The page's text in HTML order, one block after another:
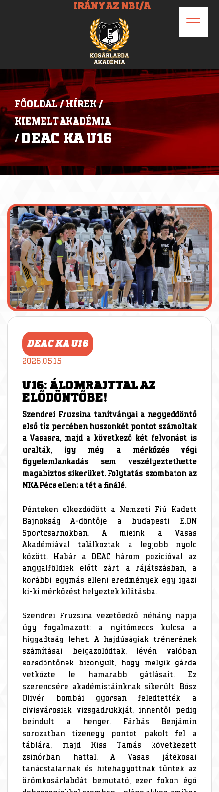
IRÁNY AZ NBI/A
FŐOLDAL / HÍREK /
KIEMELT AKADÉMIA
/ DEAC KA U16
DEAC KA U16
2026.05.15
U16: ÁLOMRAJTTAL AZ
ELŐDÖNTŐBE!
Szendrei Fruzsina tanítványai a negyeddöntő
első tíz percében huszonkét pontot számoltak
a Vasasra, majd a következő két felvonást is
uralták, így még a mérkőzés végi
figyelemlankadás sem veszélyeztethette
magabiztos sikerüket. Folytatás szombaton az
NKA Pécs ellen; a tét a finálé.
Pénteken elkezdődött a Nemzeti Fiú Kadett
Bajnokság A-döntője a budapesti E.ON
Sportcsarnokban. A mieink a Vasas
Akadémiával találkoztak a legjobb nyolc
között. Habár a DEAC három pozícióval az
angyalföldiek előtt zárt a rájátszásban, a
korábbi egymás elleni eredmények egy igazi
ki-ki mérkőzést helyeztek kilátásba.
Szendrei Fruzsina vezetőedző néhány napja
úgy fogalmazott: a nyitómeccs kulcsa a
higgadtság lehet. A hajdúságiak trénerének
számításai beigazolódtak, lévén valóban
sorsdöntőnek bizonyult, hogy melyik gárda
vetkőzte le hamarabb gátlásait. Ez
szerencsére akadémistáinknak sikerült. Bősz
Olivér bombái gyorsan feledtették a
cívisvárosiak vizsgadrukkját, innentől pedig
beindult a henger. Fárbás Benjámin
sorozatban tizenegy pontot pakolt fel a
táblára, majd Kiss Tamás következett
zsinórban hattal. A Vasas játékosai
tanácstalannak és hitehagyottnak tűntek az
örömkosárlabdát bemutató, ezer fokon égő